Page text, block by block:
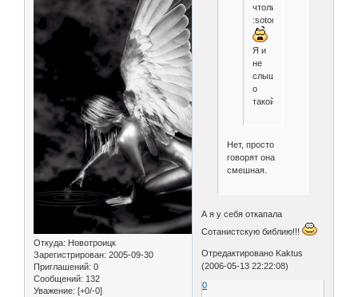
Откуда: Новотроицк
Зарегистрирован: 2005-09-30
Приглашений: 0
Сообщений: 132
Уважение: [+0/-0]
чтоли???
:sotona:
Я и
не
слышала
о
такой..
Нет, просто
говорят она
смешная.
А я у себя откапала
Сотанистскую библию!!!
Отредактировано Kaktus
(2006-05-13 22:22:08)
0